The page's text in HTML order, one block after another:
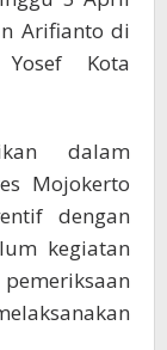
Arifianto di
Kota
dalam
Mojokerto
dengan
kegiatan